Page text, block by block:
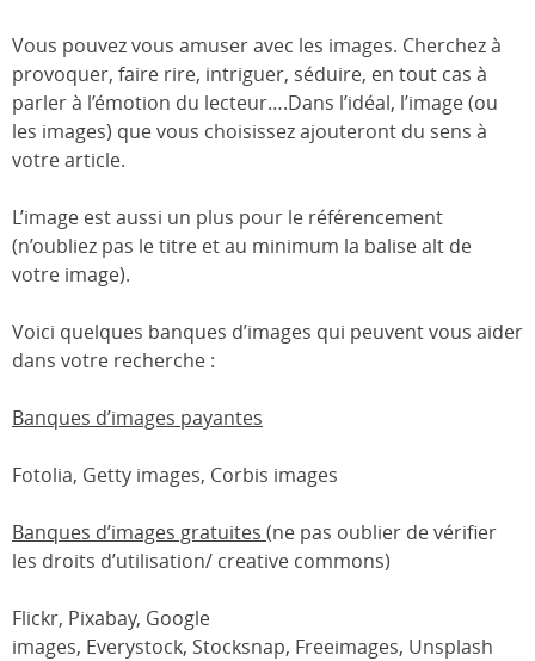
Vous pouvez vous amuser avec les images. Cherchez à
provoquer, faire rire, intriguer, séduire, en tout cas à
parler à l’émotion du lecteur….Dans l’idéal, l’image (ou
les images) que vous choisissez ajouteront du sens à
votre article.
L’image est aussi un plus pour le référencement
(n’oubliez pas le titre et au minimum la balise alt de
votre image).
Voici quelques banques d’images qui peuvent vous aider
dans votre recherche :
Banques d’images payantes
Fotolia, Getty images, Corbis images
Banques d’images gratuites (ne pas oublier de vérifier
les droits d’utilisation/ creative commons)
Flickr, Pixabay, Google
images, Everystock, Stocksnap, Freeimages, Unsplash